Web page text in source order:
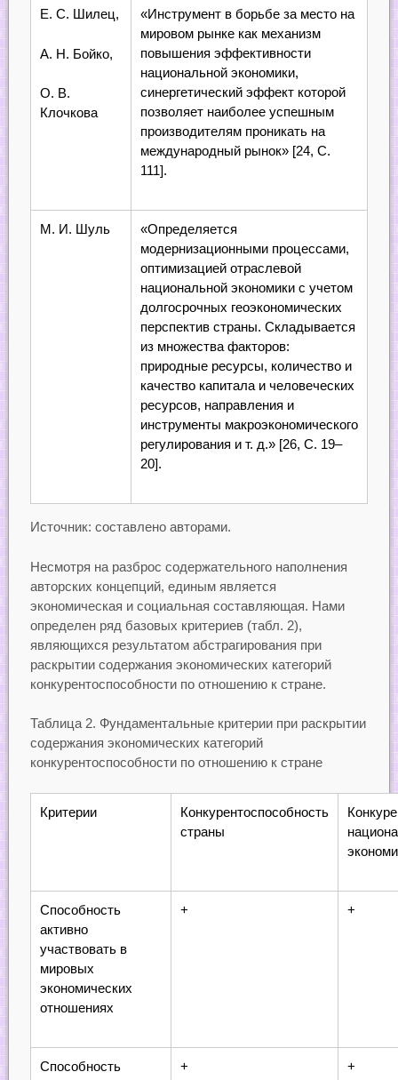
Е. С. Шилец,
А. Н. Бойко,
О. В.
Клочкова
«Инструмент в борьбе за место на
мировом рынке как механизм
повышения эффективности
национальной экономики,
синергетический эффект которой
позволяет наиболее успешным
производителям проникать на
международный рынок» [24, С.
111].
М. И. Шуль
«Определяется
модернизационными процессами,
оптимизацией отраслевой
национальной экономики с учетом
долгосрочных геоэкономических
перспектив страны. Складывается
из множества факторов:
природные ресурсы, количество и
качество капитала и человеческих
ресурсов, направления и
инструменты макроэкономического
регулирования и т. д.» [26, С. 19–
20].
Источник: составлено авторами.
Несмотря на разброс содержательного наполнения
авторских концепций, единым является
экономическая и социальная составляющая. Нами
определен ряд базовых критериев (табл. 2),
являющихся результатом абстрагирования при
раскрытии содержания экономических категорий
конкурентоспособности по отношению к стране.
Таблица 2. Фундаментальные критерии при раскрытии
содержания экономических категорий
конкурентоспособности по отношению к стране
Критерии
Конкурентоспособность
страны
Способность
активно
участвовать в
мировых
экономических
отношениях
+ +
Способность
+ +